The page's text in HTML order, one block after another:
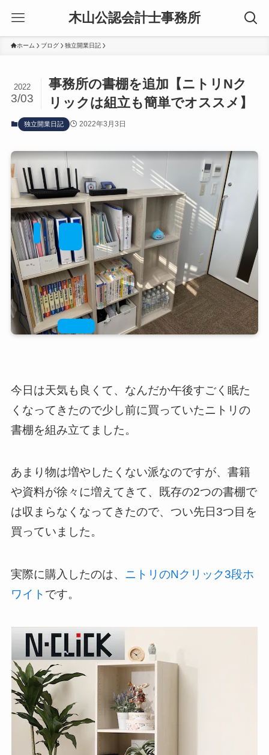
木山公認会計士事務所
ホーム ブログ 独立開業日記
事務所の書棚を追加【ニトリNク
リックは組立も簡単でオススメ】
2022
3/03
独立開業日記 2022年3月3日
今日は天気も良くて、なんだか午後すごく眠た
くなってきたので少し前に買っていたニトリの
書棚を組み立てました。
あまり物は増やしたくない派なのですが、書籍
や資料が徐々に増えてきて、既存の2つの書棚で
は収まらなくなってきたので、つい先日3つ目を
買っていました。
実際に購入したのは、 ニトリのNクリック3段ホ
ワイト です。